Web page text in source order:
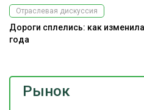
Рынок
Отраслевая дискуссия
Дороги сплелись: как
года